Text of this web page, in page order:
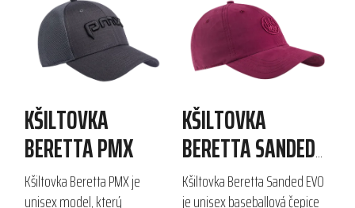
KŠILTOVKA
BERETTA PMX
Kšiltovka Beretta PMX je
unisex model, který
KŠILTOVKA
BERETTA SANDED
EVO
Kšiltovka Beretta Sanded EVO
je unisex baseballová čepice